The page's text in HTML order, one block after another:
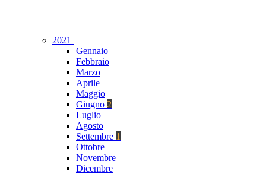
2021
Gennaio
Febbraio
Marzo
Aprile
Maggio
Giugno 2
Luglio
Agosto
Settembre 1
Ottobre
Novembre
Dicembre